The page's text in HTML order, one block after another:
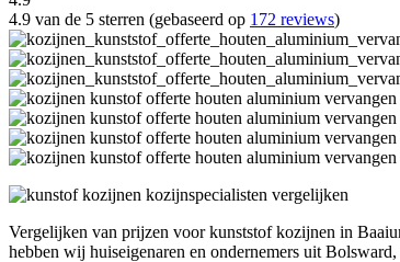
4.9 van de 5 sterren (gebaseerd op 172 reviews)
Vergelijken van prijzen voor kunststof kozijnen in
hebben wij huiseigenaren en ondernemers uit